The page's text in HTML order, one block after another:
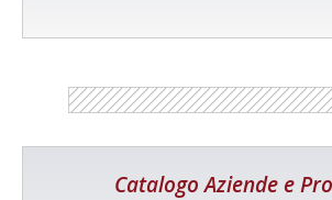
Catalogo Aziende e